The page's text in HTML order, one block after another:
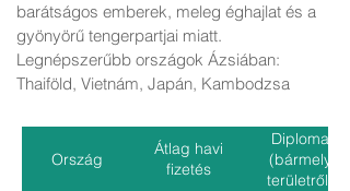
barátságos emberek, meleg éghajlat és a
gyönyörű tengerpartjai miatt.
Legnépszerűbb országok Ázsiában:
Thaiföld, Vietnám, Japán, Kambodzsa
Ország
Átlag havi
fizetés
Diploma
(bármely
területről)